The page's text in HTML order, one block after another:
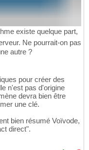
existe quelque part,
Ne pourrait-on pas
autre ?
pour créer des
n'est pas d'origine
devra bien être
une clé.
bien résumé Voïvode,
direct".